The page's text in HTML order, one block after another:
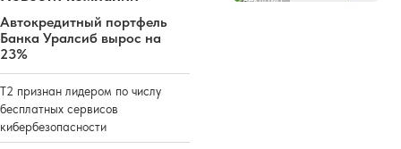
Автокредитный портфель
Банка Уралсиб вырос на
23%
Т2 признан лидером по числу
бесплатных сервисов
кибербезопасности